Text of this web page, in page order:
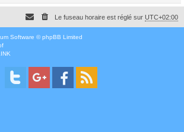
Le fuseau horaire est réglé sur UTC+02:00
Software © phpBB Limited